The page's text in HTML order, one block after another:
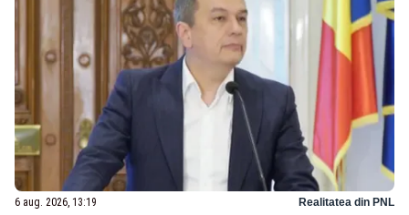
6 aug. 2026, 13:19 Realitatea din PNL